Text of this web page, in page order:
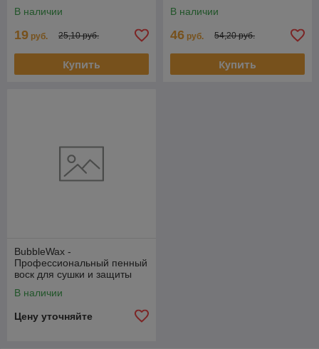
В наличии
19 руб. 25,10 руб.
Купить
В наличии
46 руб. 54,20 руб.
Купить
BubbleWax -
Профессиональный пенный
воск для сушки и защиты
кавитации | Shine Systems |
В наличии
Цену уточняйте